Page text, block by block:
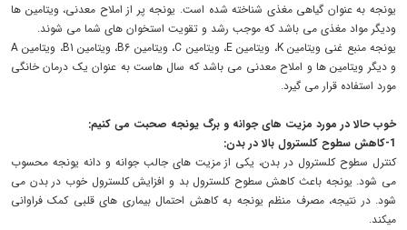
یونجه به عنوان گیاهی مغذی شناخته شده است. یونجه پر از املاح معدنی، ویتامین ها
ودیگر مواد مغذی می باشد که موجب رشد و تقویت استخوان های شما می شوند.
یونجه منبع غنی ویتامین K، ویتامین E، ویتامین C، ویتامین B6، ویتامین B1، ویتامین A
و دیگر ویتامین ها و املاح معدنی می باشد که سال هاست به عنوان یک درمان خانگی
مورد استفاده قرار می گیرد.
خوب حالا در مورد مزیت های جوانه و برگ یونجه صحبت می کنیم:
1-کاهش سطوح کلسترول بالا در بدن:
کنترل سطوح کلسترول در بدن، یکی از مزیت های جالب جوانه و دانه یونجه محسوب
می شود. یونجه باعث کاهش سطوح کلسترول بد و افزایش کلسترول خوب در بدن می
شود. در نتیجه، مصرف منظم یونجه به کاهش احتمال بیماری های قلبی کمک فراوانی
میکند.